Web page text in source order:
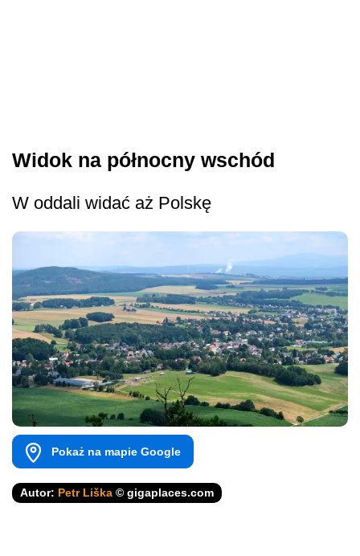
Widok na północny wschód
W oddali widać aż Polskę
Pokaż na mapie Google
Autor: Petr Liška © gigaplaces.com